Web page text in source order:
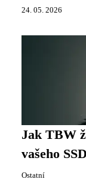
24. 05. 2026
Jak TBW
vašeho
Ostatní